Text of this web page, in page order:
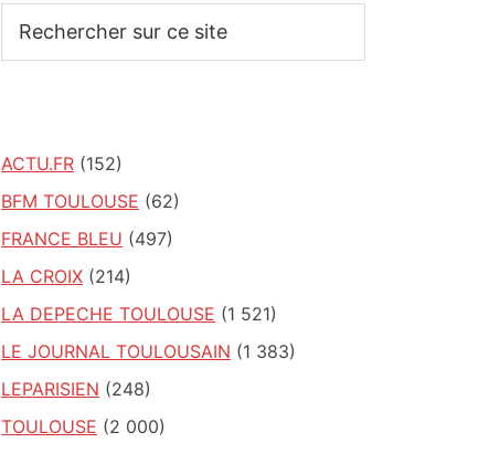
sur
ACTU.FR (152)
BFM TOULOUSE (62)
FRANCE BLEU (497)
LA CROIX (214)
LA DEPECHE TOULOUSE (1 521)
LE JOURNAL TOULOUSAIN (1 383)
LEPARISIEN (248)
TOULOUSE (2 000)